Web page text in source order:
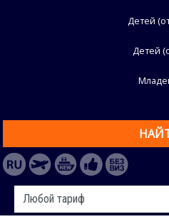
Детей
Детей